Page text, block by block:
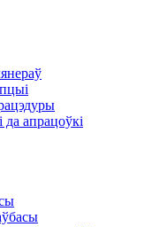
апрацоўкі